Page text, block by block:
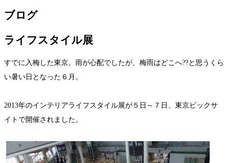
ブログ
ライフスタイル展
すでに入梅した東京。雨が心配でしたが、梅雨はどこへ??と思うくら
い暑い日となった６月。
2013年のインテリアライフスタイル展が５日～７日、東京ビックサ
イトで開催されました。